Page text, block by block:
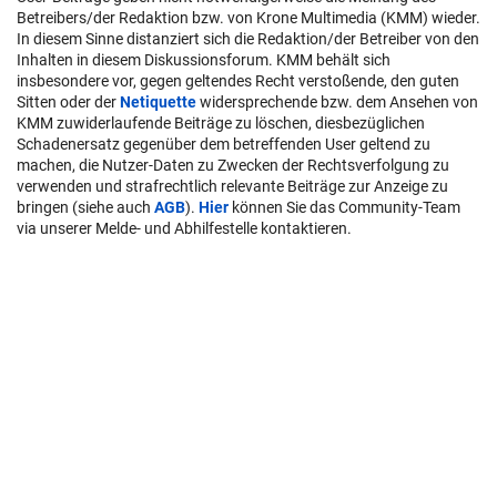
Betreibers/der Redaktion bzw. von Krone Multimedia (KMM) wieder.
In diesem Sinne distanziert sich die Redaktion/der Betreiber von den
Inhalten in diesem Diskussionsforum. KMM behält sich
insbesondere vor, gegen geltendes Recht verstoßende, den guten
Sitten oder derNetiquettewidersprechende bzw. dem Ansehen von
KMM zuwiderlaufende Beiträge zu löschen, diesbezüglichen
Schadenersatz gegenüber dem betreffenden User geltend zu
machen, die Nutzer-Daten zu Zwecken der Rechtsverfolgung zu
verwenden und strafrechtlich relevante Beiträge zur Anzeige zu
bringen (siehe auch AGB). Hier können Sie das Community-Team
via unserer Melde- und Abhilfestelle kontaktieren.